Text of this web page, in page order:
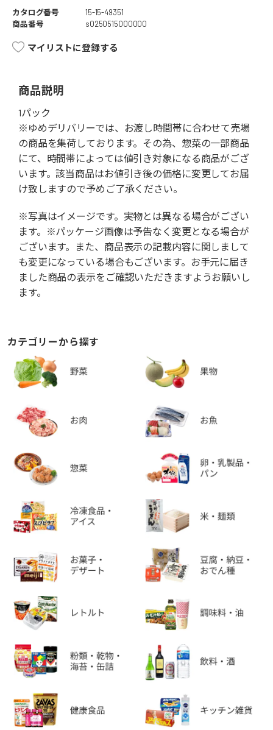
カタログ番号
15-15-49351
商品番号
s0250515000000
マイリストに登録する
商品説明
1パック
※ゆめデリバリーでは、お渡し時間帯に合わせて売場
の商品を集荷しております。その為、惣菜の一部商品
にて、時間帯によっては値引き対象になる商品がござ
います。該当商品はお値引き後の価格に変更してお届
け致しますので予めご了承ください。
※写真はイメージです。実物とは異なる場合がござい
ます。※パッケージ画像は予告なく変更となる場合が
ございます。また、商品表示の記載内容に関しまして
も変更になっている場合もございます。お手元に届き
ました商品の表示をご確認いただきますようお願いし
ます。
カテゴリーから探す